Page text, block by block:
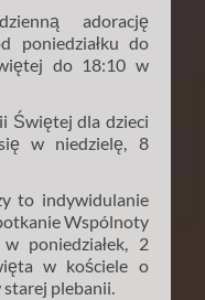
adorację
poniedziałku do
do 18:10 w
Świętej dla dzieci
w niedzielę, 8
to indywidulanie
Wspólnoty
poniedziałek, 2
w kościele o
starej plebanii.